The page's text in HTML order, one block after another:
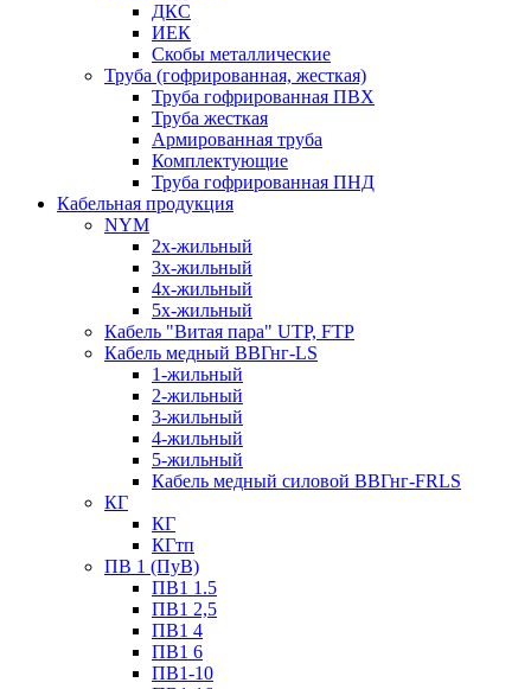
ДКС
ИЕК
Скобы металлические
Труба (гофрированная, жесткая)
Труба гофрированная ПВХ
Труба жесткая
Армированная труба
Комплектующие
Труба гофрированная ПНД
Кабельная продукция
NYM
2х-жильный
3х-жильный
4х-жильный
5х-жильный
Кабель "Витая пара" UTP, FTP
Кабель медный ВВГнг-LS
1-жильный
2-жильный
3-жильный
4-жильный
5-жильный
Кабель медный силовой ВВГнг-FRLS
КГ
КГ
КГтп
ПВ 1 (ПуВ)
ПВ1 1.5
ПВ1 2,5
ПВ1 4
ПВ1 6
ПВ1-10